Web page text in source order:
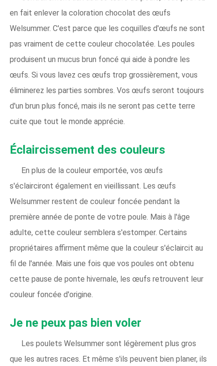
en fait enlever la coloration chocolat des œufs
Welsummer. C'est parce que les coquilles d'œufs ne sont
pas vraiment de cette couleur chocolatée. Les poules
produisent un mucus brun foncé qui aide à pondre les
œufs. Si vous lavez ces œufs trop grossièrement, vous
éliminerez les parties sombres. Vos œufs seront toujours
d'un brun plus foncé, mais ils ne seront pas cette terre
cuite que tout le monde apprécie.
Éclaircissement des couleurs
En plus de la couleur emportée, vos œufs
s'éclairciront également en vieillissant. Les œufs
Welsummer restent de couleur foncée pendant la
première année de ponte de votre poule. Mais à l'âge
adulte, cette couleur semblera s'estomper. Certains
propriétaires affirment même que la couleur s'éclaircit au
fil de l'année. Mais une fois que vos poules ont obtenu
cette pause de ponte hivernale, les œufs retrouvent leur
couleur foncée d'origine.
Je ne peux pas bien voler
Les poulets Welsummer sont légèrement plus gros
que les autres races. Et même s'ils peuvent bien planer, ils